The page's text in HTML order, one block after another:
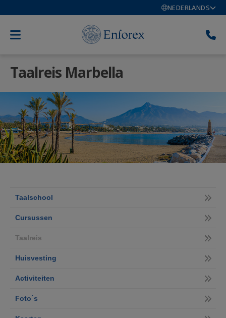
NEDERLANDS
Taalreis Marbella
Taalschool
Cursussen
Taalreis
Huisvesting
Activiteiten
Foto´s